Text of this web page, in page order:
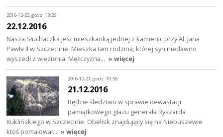
2016-12-22, godz. 13:26
22.12.2016
Nasza Słuchaczka jest mieszkanką jednej z kamienic przy Al. Jana
Pawła II w Szczecinie. Mieszka tam rodzina, której syn niedawno
wyszedł z więzienia. Mężczyzna… » więcej
2016-12-21, godz. 10:56
21.12.2016
Będzie śledztwo w sprawie dewastacji
pamiątkowego głazu generała Ryszarda
Kuklińskiego w Szczecinie. Obelisk znajdujący się na Niebuszewie
ktoś pomalował… » więcej